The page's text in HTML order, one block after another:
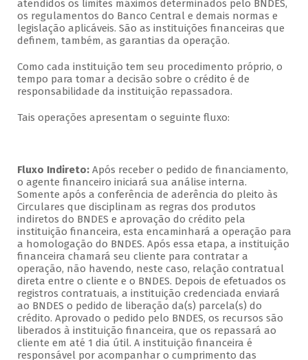
atendidos os limites máximos determinados pelo BNDES,
os regulamentos do Banco Central e demais normas e
legislação aplicáveis. São as instituições financeiras que
definem, também, as garantias da operação.
Como cada instituição tem seu procedimento próprio, o
tempo para tomar a decisão sobre o crédito é de
responsabilidade da instituição repassadora.
Tais operações apresentam o seguinte fluxo:
Fluxo Indireto: Após receber o pedido de financiamento,
o agente financeiro iniciará sua análise interna.
Somente após a conferência de aderência do pleito às
Circulares que disciplinam as regras dos produtos
indiretos do BNDES e aprovação do crédito pela
instituição financeira, esta encaminhará a operação para
a homologação do BNDES. Após essa etapa, a instituição
financeira chamará seu cliente para contratar a
operação, não havendo, neste caso, relação contratual
direta entre o cliente e o BNDES. Depois de efetuados os
registros contratuais, a instituição credenciada enviará
ao BNDES o pedido de liberação da(s) parcela(s) do
crédito. Aprovado o pedido pelo BNDES, os recursos são
liberados à instituição financeira, que os repassará ao
cliente em até 1 dia útil. A instituição financeira é
responsável por acompanhar o cumprimento das